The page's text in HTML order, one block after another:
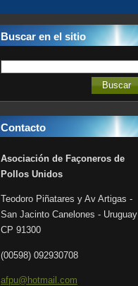
Buscar en el sitio
Contacto
Asociación de Façoneros de
Pollos Unidos
Teodoro Piñatares y Av Artigas -
San Jacinto Canelones - Uruguay
CP 91300
(00598) 092930708
afpu@hotmail.com